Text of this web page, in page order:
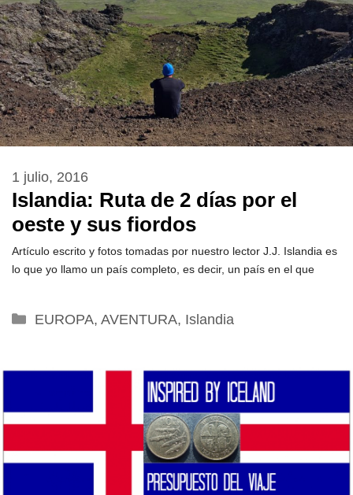
Islandia: Ruta de 2 días por el
oeste y sus fiordos
1 julio, 2016
Artículo escrito y fotos tomadas por nuestro lector J.J. Islandia es
lo que yo llamo un país completo, es decir, un país en el que
Categorías
EUROPA, AVENTURA, Islandia